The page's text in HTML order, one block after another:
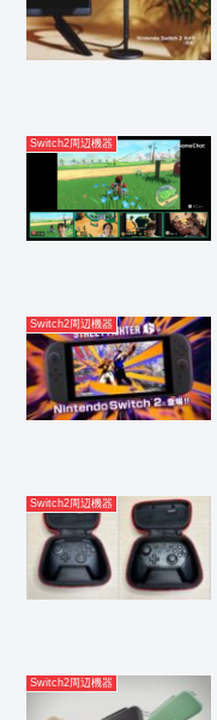
Switch2周辺機器
Switch2周辺機器
Switch2周辺機器
Switch2周辺機器